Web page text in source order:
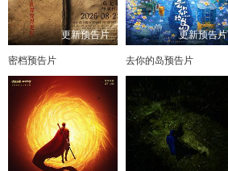
更新预告片
密档预告片
更新预告片
去你的岛预告片